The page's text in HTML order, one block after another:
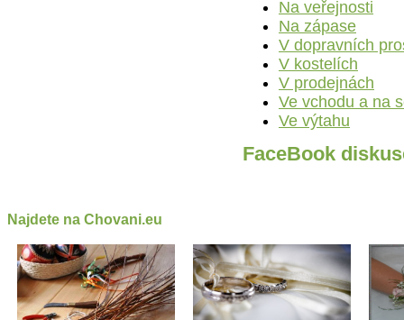
Na veřejnosti
Na zápase
V dopravních
V kostelích
V prodejnách
Ve vchodu a na
Ve výtahu
FaceBook
Najdete na Chovani.eu